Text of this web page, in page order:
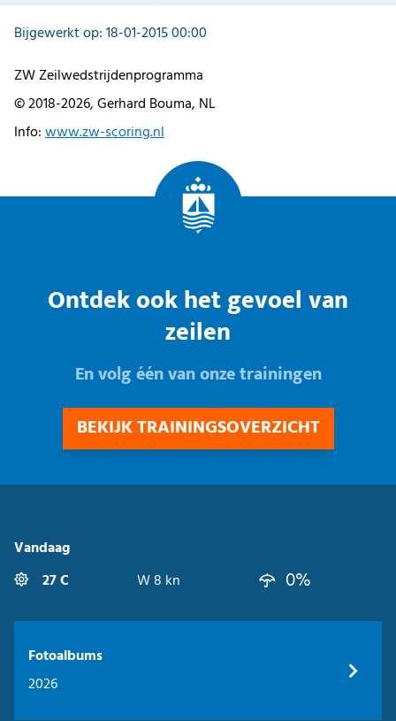
Bijgewerkt op: 18-01-2015 00:00
ZW Zeilwedstrijdenprogramma
© 2018-2026, Gerhard Bouma, NL
Info:www.zw-scoring.nl
Ontdek ook het gevoel van
zeilen
En volg één van onze trainingen
BEKIJK TRAININGSOVERZICHT
Vandaag
27 C
W 8 kn 0%
Fotoalbums
2026